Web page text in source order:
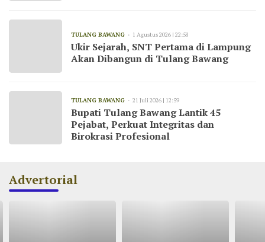
TULANG BAWANG 1 Agustus 2026 | 22:58
Ukir Sejarah, SNT Pertama di Lampung
Akan Dibangun di Tulang Bawang
TULANG BAWANG 21 Juli 2026 | 12:59
Bupati Tulang Bawang Lantik 45
Pejabat, Perkuat Integritas dan
Birokrasi Profesional
Advertorial